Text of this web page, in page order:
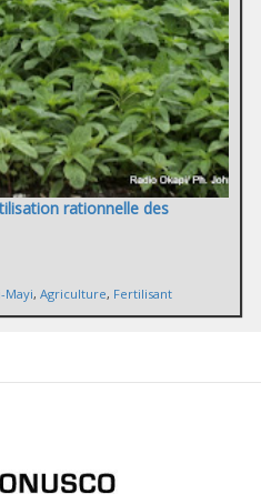
rationnelle des
Mayi, Agriculture, Fertilisant